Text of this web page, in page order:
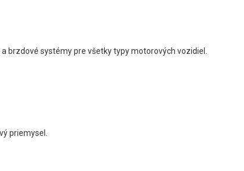
brzdové systémy pre všetky typy motorových vozidiel.
priemysel.